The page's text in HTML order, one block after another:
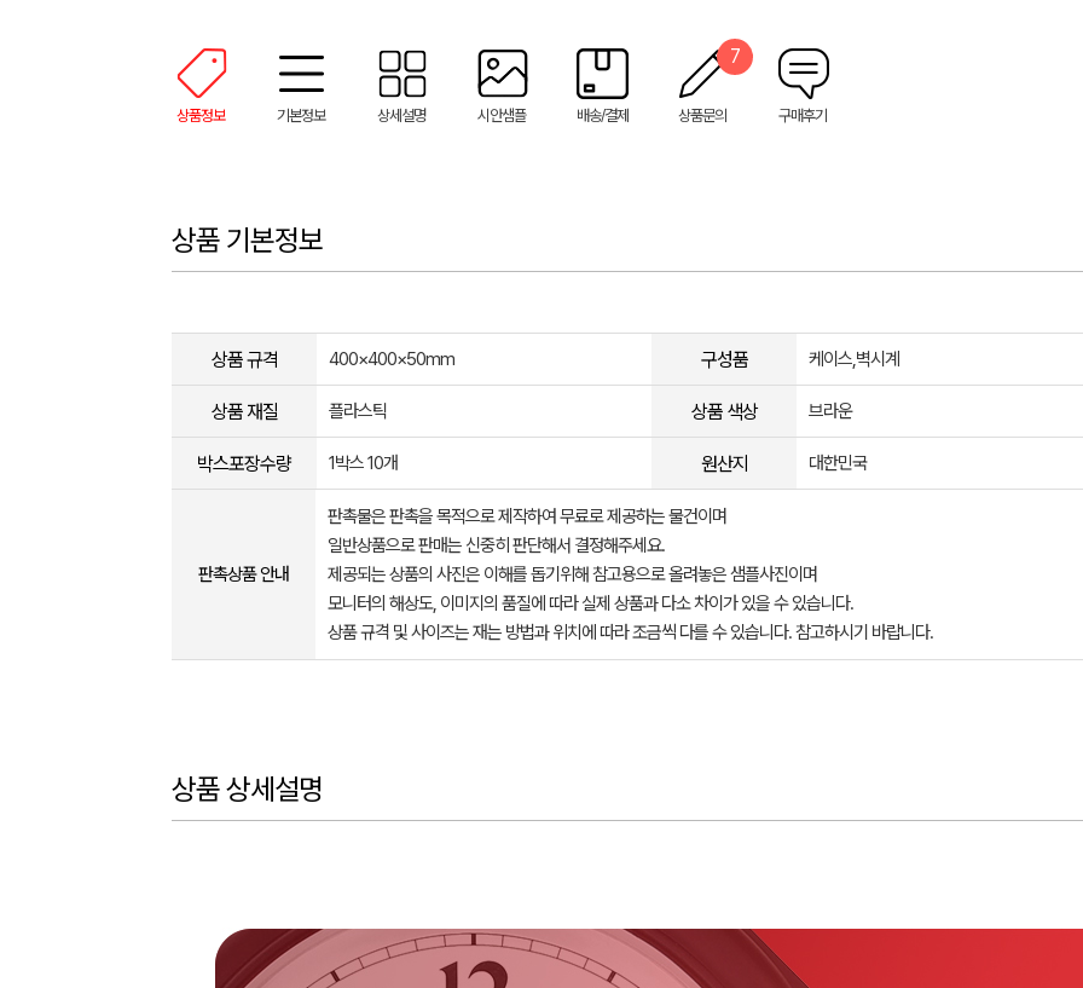
상품정보 기본정보 상세설명 시안샘플 배송/결제 상품문의
7
구매후기
상품 기본정보
상품 규격 400×400×50mm 구성품 케이스,벽시계
상품 재질 플라스틱 상품 색상 브라운
박스포장수량 1박스 10개 원산지 대한민국
판촉상품 안내
판촉물은 판촉을 목적으로 제작하여 무료로 제공하는 물건이며
일반상품으로 판매는 신중히 판단해서 결정해주세요.
제공되는 상품의 사진은 이해를 돕기위해 참고용으로 올려놓은 샘플사진이며
모니터의 해상도, 이미지의 품질에 따라 실제 상품과 다소 차이가 있을 수 있습니다.
상품 규격 및 사이즈는 재는 방법과 위치에 따라 조금씩 다를 수 있습니다. 참고하시기 바랍니다.
상품 상세설명